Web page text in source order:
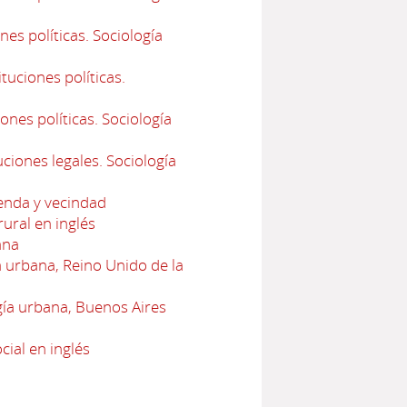
políticas. Sociología
políticas.
políticas. Sociología
legales. Sociología
y vecindad
en inglés
Reino Unido de la
urbana, Buenos Aires
en inglés